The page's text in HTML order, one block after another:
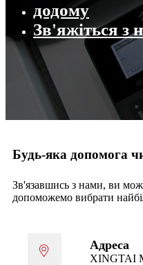
додому
Зв'яжіться з
Будь-яка допомога
Зв'язавшись з нами, ви
допоможемо вибрати
Адреса
XINGTAI